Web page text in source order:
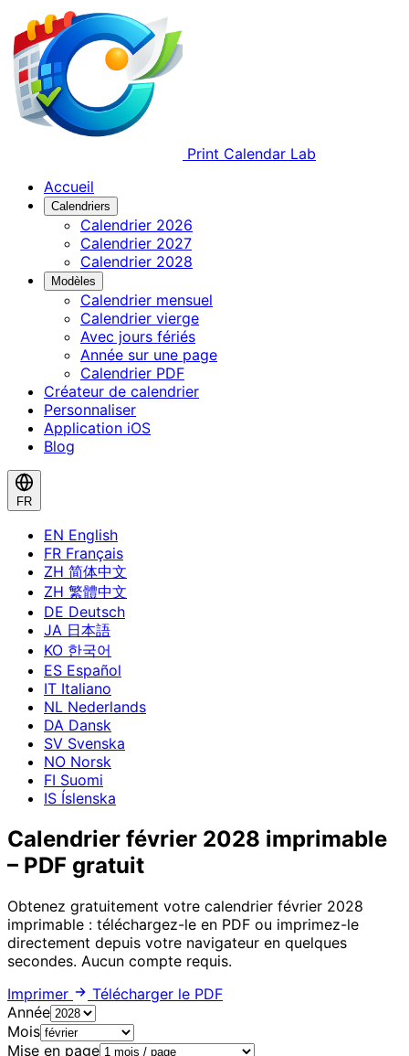
Print Calendar Lab
Accueil
Calendriers
Calendrier 2026
Calendrier 2027
Calendrier 2028
Modèles
Calendrier mensuel
Calendrier vierge
Avec jours fériés
Année sur une page
Calendrier PDF
Créateur de calendrier
Personnaliser
Application iOS
Blog
FR
EN English
FR Français
ZH 简体中文
ZH 繁體中文
DE Deutsch
JA 日本語
KO 한국어
ES Español
IT Italiano
NL Nederlands
DA Dansk
SV Svenska
NO Norsk
FI Suomi
IS Íslenska
Calendrier février 2028 imprimable
– PDF gratuit
Obtenez gratuitement votre calendrier février 2028
imprimable : téléchargez-le en PDF ou imprimez-le
directement depuis votre navigateur en quelques
secondes. Aucun compte requis.
Imprimer
Télécharger le PDF
Année
Mois
Mise en page